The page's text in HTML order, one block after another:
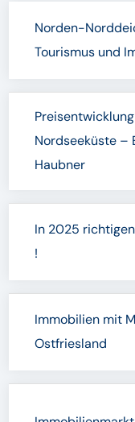
Norden-
Tourismus und
Nordseeküste –
Haubner
In 2025
!
Immobilien mit
Ostfriesland